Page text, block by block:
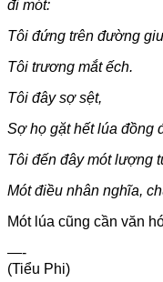
đi mót:
Tôi đứng trên đường
Tôi trương mắt ếch.
Tôi đây sợ sệt,
Sợ họ gặt hết lúa đồng
Tôi đến đây mót lượng
Mót điều nhân nghĩa,
Mót lúa cũng cần văn
—-
(Tiểu Phi)